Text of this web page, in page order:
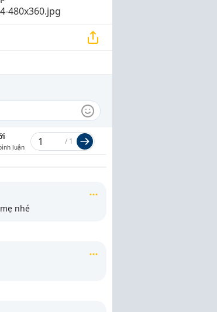
480x360.jpg
luận
/ 1
nhé